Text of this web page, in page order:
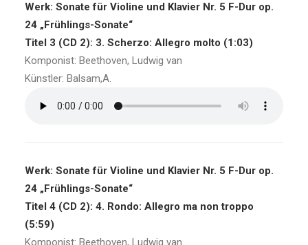
Werk: Sonate für Violine und Klavier Nr. 5 F-Dur op.
24 „Frühlings-Sonate“
Titel 3 (CD 2): 3. Scherzo: Allegro molto (1:03)
Komponist: Beethoven, Ludwig van
Künstler: Balsam,A.
Werk: Sonate für Violine und Klavier Nr. 5 F-Dur op.
24 „Frühlings-Sonate“
Titel 4 (CD 2): 4. Rondo: Allegro ma non troppo
(5:59)
Komponist: Beethoven, Ludwig van